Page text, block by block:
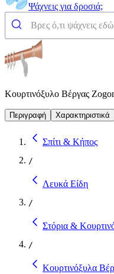
Ψάχνεις για δροσιά;
Κουρτινόξυλο Βέργας
Περιγραφή Χαρακτηριστικά
Σπίτι & Κήπος
/
Λευκά Είδη
/
Στόρια &
/
Κουρτινόξυλα